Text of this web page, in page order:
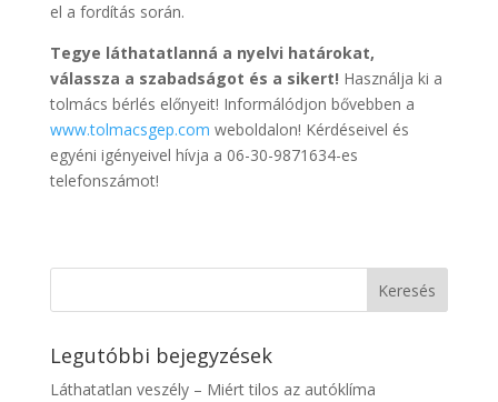
el a fordítás során.
Tegye láthatatlanná a nyelvi határokat,
válassza a szabadságot és a sikert! Használja ki a
tolmács bérlés előnyeit! Informálódjon bővebben a
www.tolmacsgep.com weboldalon! Kérdéseivel és
egyéni igényeivel hívja a 06-30-9871634-es
telefonszámot!
Legutóbbi bejegyzések
Láthatatlan veszély – Miért tilos az autóklíma